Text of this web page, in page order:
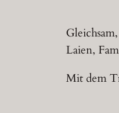
Laien,
Mit dem